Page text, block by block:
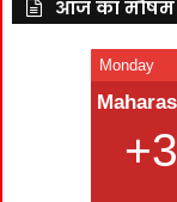
आज का मौषम
Monday